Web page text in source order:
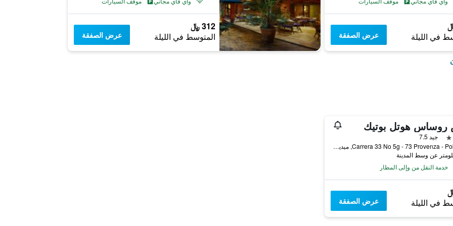
في الليلة عرض الصفقة
312 ﷼
المتوسط في الليلة عرض الصفقة
روساس هوتل بوتيك
جيد 7.5
Carrera 33 No 5g - 73 Provenza - Poblado, ميديلين, كولومبيا
خدمة النقل من وإلى المطار
في الليلة عرض الصفقة